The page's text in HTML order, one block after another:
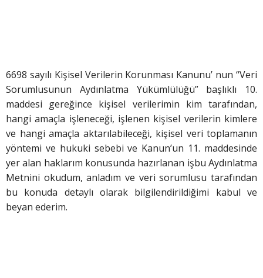
6698 sayılı Kişisel Verilerin Korunması Kanunu’ nun “Veri
Sorumlusunun Aydınlatma Yükümlülüğü” başlıklı 10.
maddesi gereğince kişisel verilerimin kim tarafından,
hangi amaçla işleneceği, işlenen kişisel verilerin kimlere
ve hangi amaçla aktarılabileceği, kişisel veri toplamanın
yöntemi ve hukuki sebebi ve Kanun’un 11. maddesinde
yer alan haklarım konusunda hazırlanan işbu Aydınlatma
Metnini okudum, anladım ve veri sorumlusu tarafından
bu konuda detaylı olarak bilgilendirildiğimi kabul ve
beyan ederim.